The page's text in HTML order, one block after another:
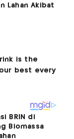
Lahan Akibat
BRIN di
Biomassa